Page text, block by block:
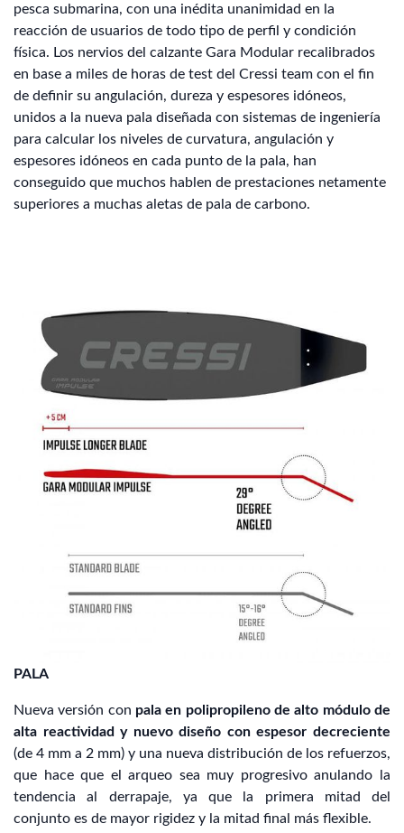
pesca submarina, con una inédita unanimidad en la
reacción de usuarios de todo tipo de perfil y condición
física. Los nervios del calzante Gara Modular recalibrados
en base a miles de horas de test del Cressi team con el fin
de definir su angulación, dureza y espesores idóneos,
unidos a la nueva pala diseñada con sistemas de ingeniería
para calcular los niveles de curvatura, angulación y
espesores idóneos en cada punto de la pala, han
conseguido que muchos hablen de prestaciones netamente
superiores a muchas aletas de pala de carbono.
PALA
Nueva versión con pala en polipropileno de alto módulo de
alta reactividad y nuevo diseño con espesor decreciente
(de 4 mm a 2 mm) y una nueva distribución de los refuerzos,
que hace que el arqueo sea muy progresivo anulando la
tendencia al derrapaje, ya que la primera mitad del
conjunto es de mayor rigidez y la mitad final más flexible.